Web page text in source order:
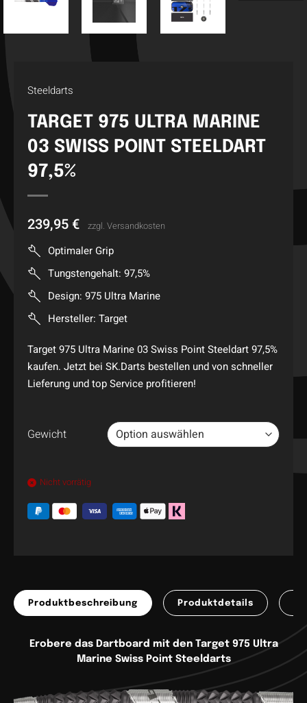
Steeldarts
TARGET 975 ULTRA MARINE
03 SWISS POINT STEELDART
97,5%
239,95 € zzgl. Versandkosten
Optimaler Grip
Tungstengehalt: 97,5%
Design: 975 Ultra Marine
Hersteller: Target
Target 975 Ultra Marine 03 Swiss Point Steeldart 97,5%
kaufen. Jetzt bei SK.Darts bestellen und von schneller
Lieferung und top Service profitieren!
Gewicht
Nicht vorrätig
Produktbeschreibung Produktdetails
Erobere das Dartboard mit den Target 975 Ultra
Marine Swiss Point Steeldarts